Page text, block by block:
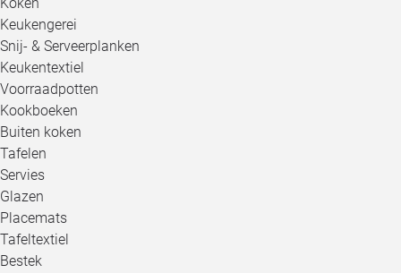
Keukengerei
Snij- & Serveerplanken
Keukentextiel
Voorraadpotten
Kookboeken
Buiten koken
Tafelen
Servies
Glazen
Placemats
Tafeltextiel
Bestek